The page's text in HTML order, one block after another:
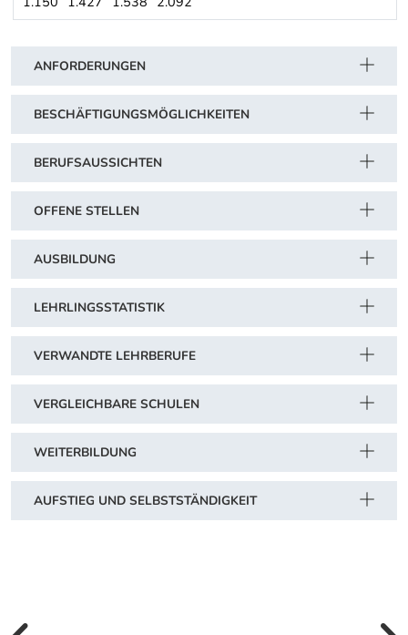
Gemeinde WIEN (gemäß Dienstvorschrift für Lehrlinge)
ANFORDERUNGEN
BESCHÄFTIGUNGSMÖGLICHKEITEN
BERUFSAUSSICHTEN
OFFENE STELLEN
AUSBILDUNG
LEHRLINGSSTATISTIK
VERWANDTE LEHRBERUFE
VERGLEICHBARE SCHULEN
WEITERBILDUNG
AUFSTIEG UND SELBSTSTÄNDIGKEIT